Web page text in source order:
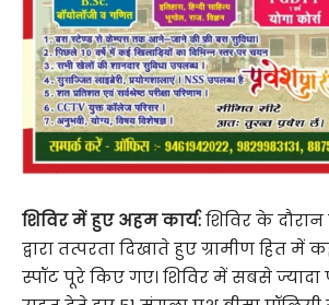
शिविर में हुए अहम कार्य:शिविर के दौरान
द्वारा तत्परता दिखाते हुए ग्रामीण हित
स्पॉट पूरे किए गए। शिविर में सबसे